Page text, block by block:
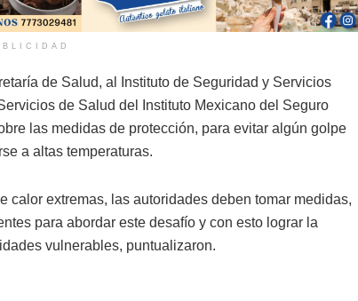
de Salud, al Instituto de Seguridad y Servicios
de Salud del Instituto Mexicano del Seguro
las medidas de protección, para evitar algún golpe
a altas temperaturas.
calor extremas, las autoridades deben tomar medidas,
para abordar este desafío y con esto lograr la
vulnerables, puntualizaron.